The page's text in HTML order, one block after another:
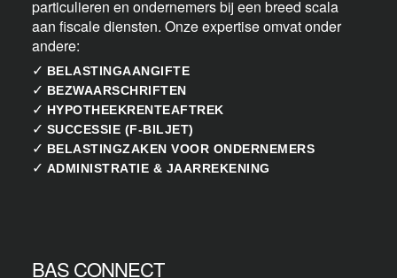
particulieren en ondernemers bij een breed scala
aan fiscale diensten. Onze expertise omvat onder
andere:
✓ BELASTINGAANGIFTE
✓ BEZWAARSCHRIFTEN
✓ HYPOTHEEKRENTEAFTREK
✓ SUCCESSIE (F-BILJET)
✓ BELASTINGZAKEN VOOR ONDERNEMERS
✓ ADMINISTRATIE & JAARREKENING
BAS CONNECT